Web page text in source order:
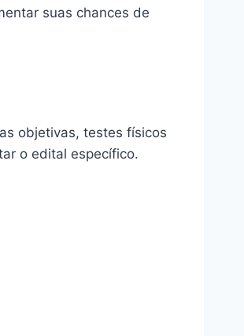
suas chances de
objetivas, testes físicos
o edital específico.